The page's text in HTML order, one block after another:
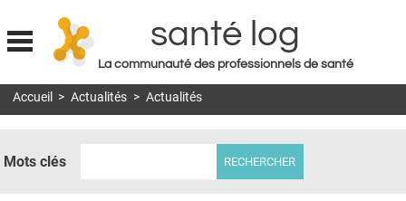
Jump to navigation
santé log
La communauté des professionnels de santé
MON COMPTE
Accueil > Actualités > Actualités
Mots clés